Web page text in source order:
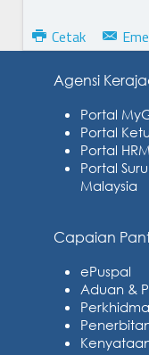
Cetak
Agensi
Portal
Portal
Portal
Portal
Malaysia
Capaian
ePuspal
Aduan &